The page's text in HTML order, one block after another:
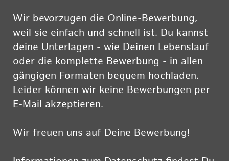
Wir bevorzugen die Online-Bewerbung,
weil sie einfach und schnell ist. Du kannst
deine Unterlagen - wie Deinen Lebenslauf
oder die komplette Bewerbung - in allen
gängigen Formaten bequem hochladen.
Leider können wir keine Bewerbungen per
E-Mail akzeptieren.
Wir freuen uns auf Deine Bewerbung!